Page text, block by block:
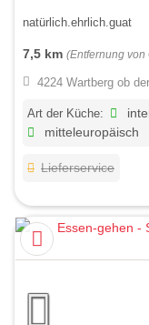
natürlich.ehrlich.guat
7,5 km (Entfernung
4224 Wartberg ob
Art der Küche:
mitteleuropäisch
Lieferservice